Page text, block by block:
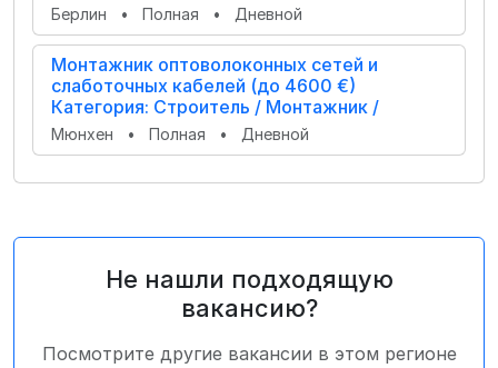
Берлин • Полная • Дневной
Монтажник оптоволоконных сетей и
слаботочных кабелей (до 4600 €)
Категория: Строитель / Монтажник /
Мюнхен • Полная • Дневной
Не нашли подходящую
вакансию?
Посмотрите другие вакансии в этом регионе